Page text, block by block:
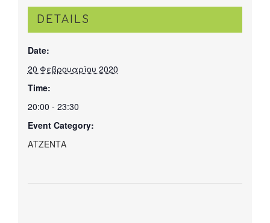
DETAILS
Date:
20 Φεβρουαρίου 2020
Time:
20:00 - 23:30
Event Category:
ΑΤΖΕΝΤΑ